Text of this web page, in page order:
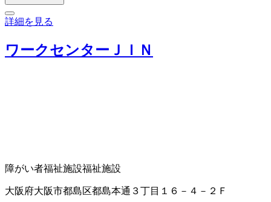
詳細を見る
ワークセンターＪＩＮ
障がい者福祉施設福祉施設
大阪府大阪市都島区都島本通３丁目１６－４－２Ｆ